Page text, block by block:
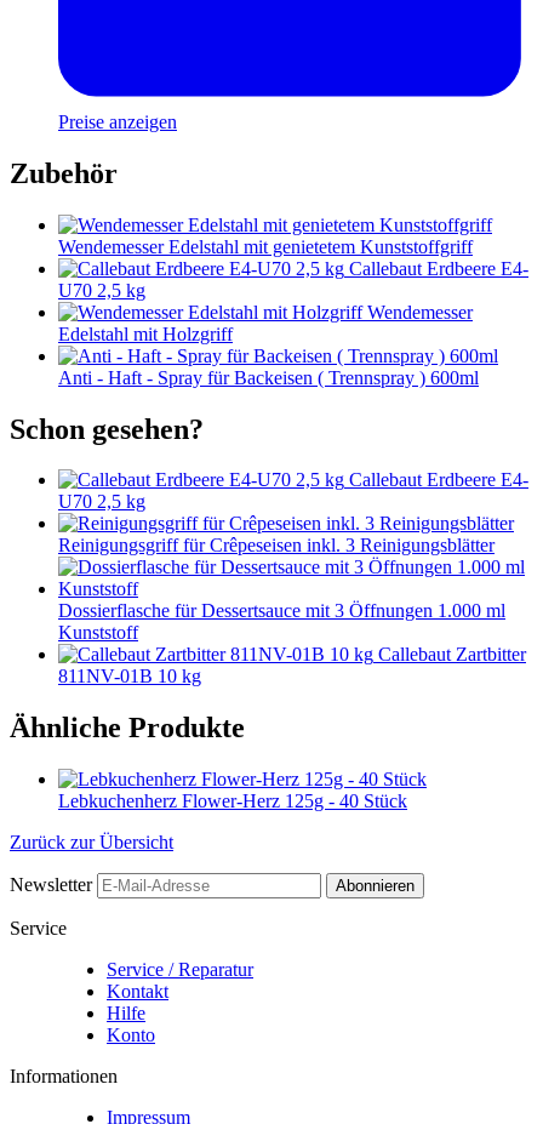
Preise anzeigen
Zubehör
Wendemesser Edelstahl mit genietetem Kunststoffgriff
Callebaut Erdbeere E4-
U70 2,5 kg
Wendemesser
Edelstahl mit Holzgriff
Anti - Haft - Spray für Backeisen ( Trennspray ) 600ml
Schon gesehen?
Callebaut Erdbeere E4-
U70 2,5 kg
Reinigungsgriff für Crêpeseisen inkl. 3 Reinigungsblätter
Dossierflasche für Dessertsauce mit 3 Öffnungen 1.000 ml
Kunststoff
Callebaut Zartbitter
811NV-01B 10 kg
Ähnliche Produkte
Lebkuchenherz Flower-Herz 125g - 40 Stück
Zurück zur Übersicht
Newsletter Abonnieren
Service
Service / Reparatur
Kontakt
Hilfe
Konto
Informationen
Impressum